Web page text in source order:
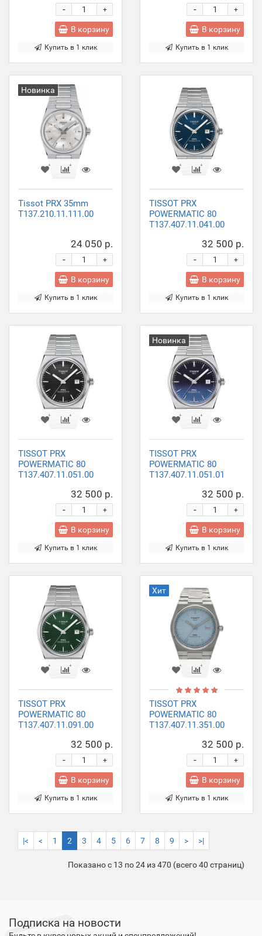
+
-
В корзину
Купить в 1 клик
+
-
В корзину
Купить в 1 клик
Новинка
Tissot PRX 35mm
T137.210.11.111.00
24 050 р.
+
-
В корзину
Купить в 1 клик
TISSOT PRX
POWERMATIC 80
T137.407.11.041.00
32 500 р.
+
-
В корзину
Купить в 1 клик
TISSOT PRX
POWERMATIC 80
T137.407.11.051.00
32 500 р.
+
-
В корзину
Купить в 1 клик
Новинка
TISSOT PRX
POWERMATIC 80
T137.407.11.051.01
32 500 р.
+
-
В корзину
Купить в 1 клик
TISSOT PRX
POWERMATIC 80
T137.407.11.091.00
32 500 р.
+
-
В корзину
Купить в 1 клик
Хит
TISSOT PRX
POWERMATIC 80
T137.407.11.351.00
32 500 р.
+
-
В корзину
Купить в 1 клик
|< < 1 2 3 4 5 6 7 8 9 > >|
Показано с 13 по 24 из 470 (всего 40 страниц)
Подписка на новости